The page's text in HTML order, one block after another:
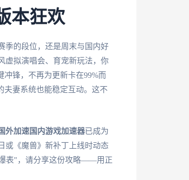
本狂欢
季的段位，还是周末与国内好
虚拟演唱会、育宠新玩法，你
锋，不再为更新卡在99%而
妻系统也能稳定互动。这不
外加速国内游戏加速器已成为
或《魔兽》新补丁上线时动态
表"，请分享这份攻略——用正